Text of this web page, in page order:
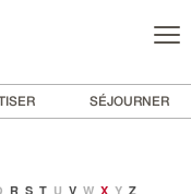
SÉJOURNER
R S T U V W X Y Z